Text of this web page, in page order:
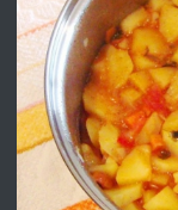
ПРЕДЛАГА